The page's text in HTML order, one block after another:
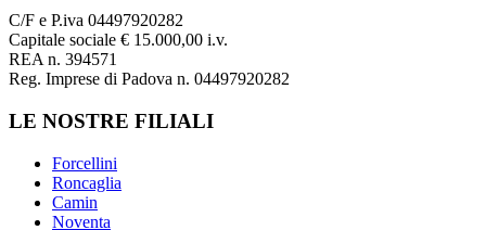
C/F e P.iva 04497920282
Capitale sociale € 15.000,00 i.v.
REA n. 394571
Reg. Imprese di Padova n. 04497920282
LE NOSTRE FILIALI
Forcellini
Roncaglia
Camin
Noventa